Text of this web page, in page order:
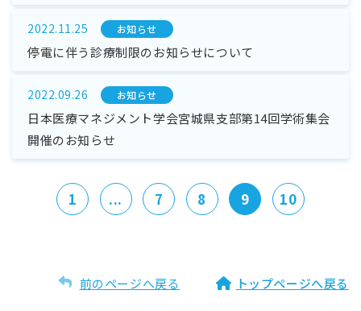
2022.11.25 お知らせ
停電に伴う診療制限のお知らせについて
2022.09.26 お知らせ
日本医療マネジメント学会宮城県支部第14回学術集会
開催のお知らせ
1 ... 7 8 9 10
前のページへ戻る トップページへ戻る